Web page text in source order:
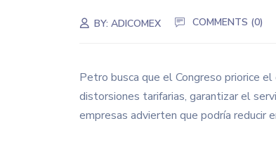
BY:ADICOMEX COMMENTS (0)
Petro busca que el Congreso priorice
distorsiones tarifarias, garantizar el
empresas advierten que podría